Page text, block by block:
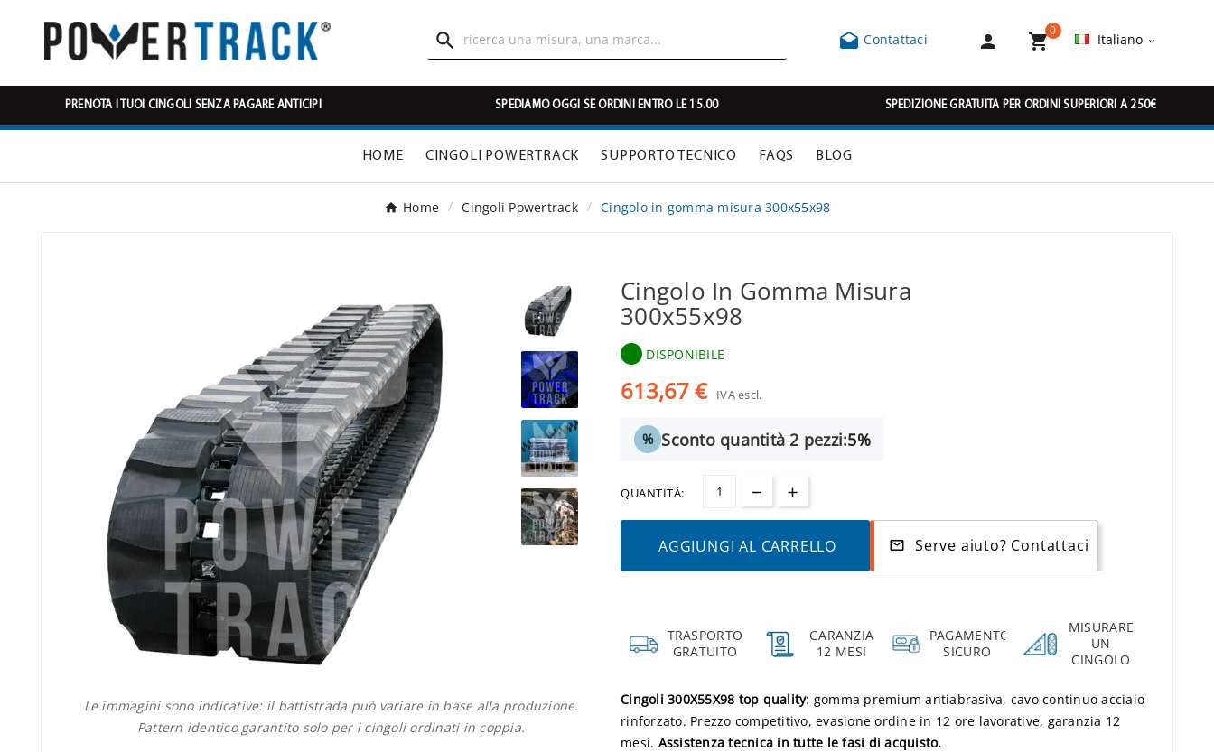
  Contattaci  
0
Italiano 
PRENOTA I TUOI CINGOLI SENZA PAGARE ANTICIPI SPEDIAMO OGGI SE ORDINI ENTRO LE 15.00 SPEDIZIONE GRATUITA PER ORDINI SUPERIORI A 250€
HOME CINGOLI POWERTRACK SUPPORTO TECNICO FAQS BLOG
Home Cingoli Powertrack Cingolo in gomma misura 300x55x98
Le immagini sono indicative: il battistrada può variare in base alla produzione.
Pattern identico garantito solo per i cingoli ordinati in coppia.
Cingolo In Gomma Misura
300x55x98
DISPONIBILE
613,67 € IVA escl.
% Sconto quantità 2 pezzi:5%
QUANTITÀ:
AGGIUNGI AL CARRELLO mail_outline Serve aiuto? Contattaci
TRASPORTO
GRATUITO
GARANZIA
12 MESI
PAGAMENTO
SICURO
MISURARE
UN
CINGOLO
Cingoli 300X55X98 top quality: gomma premium antiabrasiva, cavo continuo acciaio
rinforzato. Prezzo competitivo, evasione ordine in 12 ore lavorative, garanzia 12
mesi. Assistenza tecnica in tutte le fasi di acquisto.